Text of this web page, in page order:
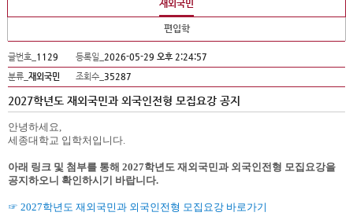
재외국민
편입학
글번호_ 1129 등록일_ 2026-05-29 오후 2:24:57
분류_ 재외국민 조회수_ 35287
2027학년도 재외국민과 외국인전형 모집요강 공지
안녕하세요,
세종대학교 입학처입니다.
아래 링크 및 첨부를 통해 2027학년도 재외국민과 외국인전형 모집요강을
공지하오니 확인하시기 바랍니다.
☞ 2027학년도 재외국민과 외국인전형 모집요강 바로가기